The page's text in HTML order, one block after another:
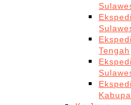
Tengah